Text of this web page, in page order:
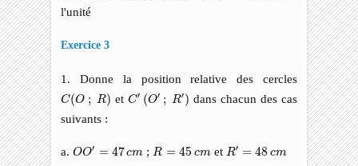
l'unité
Exercice 3
1. Donne la position relative des cercles
C(O ; R)
C(O R) et C′ (O′ ; R′)
C′( O′ ; R′)
dans chacun des cas
suivants :
a.OO′ = 47cm
OO′ 47cm ; R = 45 cm
R= 45cm et R′ = 48 cm
R′= 48cm